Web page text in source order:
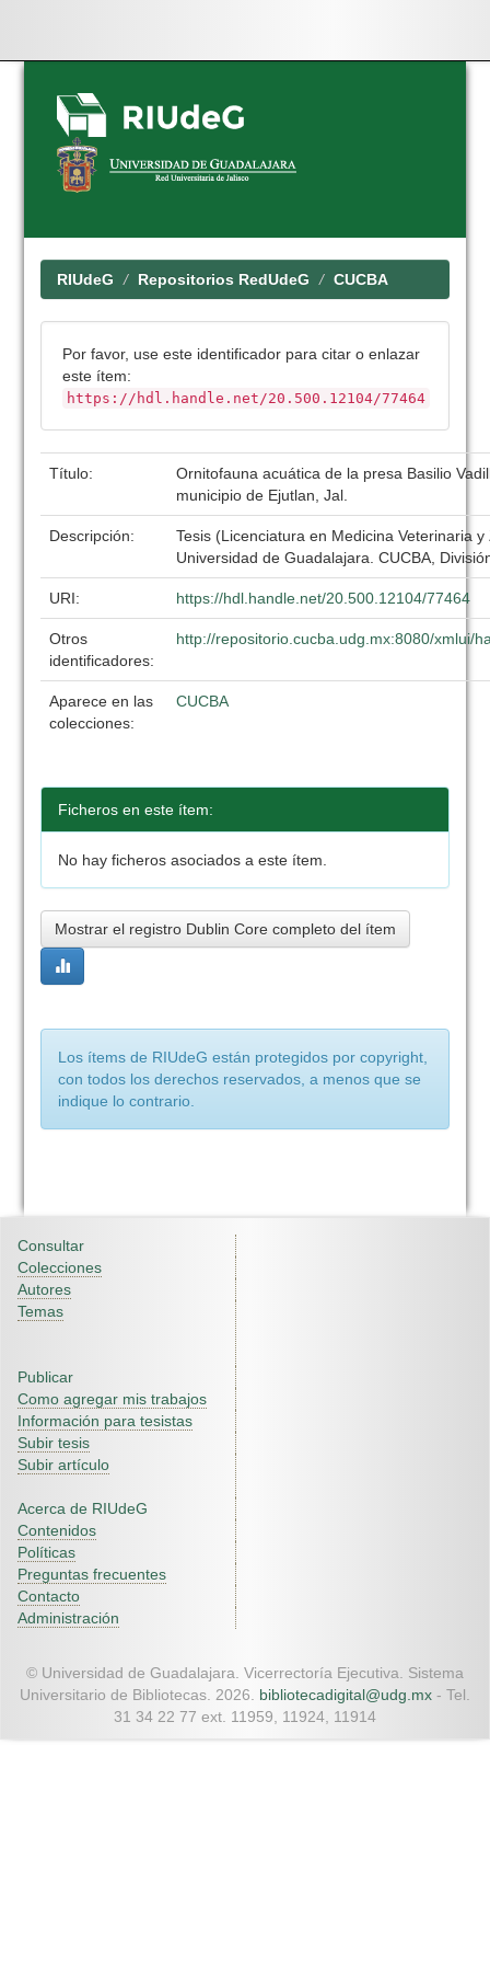
Skip
navigation
RIUdeG Repositorios RedUdeG CUCBA
Por favor, use este identificador para citar o enlazar
este ítem:
https://hdl.handle.net/20.500.12104/77464
Título:
Ornitofauna acuática de la presa Basilio
municipio de Ejutlan, Jal.
Descripción:
Tesis (Licenciatura en Medicina Veterinaria
Universidad de Guadalajara. CUCBA,
URI: https://hdl.handle.net/20.500.12104/77464
Otros
identificadores:
http://repositorio.cucba.udg.mx:8080/xmlui/
Aparece en las
colecciones:
CUCBA
Ficheros en este ítem:
No hay ficheros asociados a este ítem.
Mostrar el registro Dublin Core completo del ítem
Los ítems de RIUdeG están protegidos por copyright,
con todos los derechos reservados, a menos que se
indique lo contrario.
Consultar
Colecciones
Autores
Temas
Publicar
Como agregar mis trabajos
Información para tesistas
Subir tesis
Subir artículo
Acerca de RIUdeG
Contenidos
Políticas
Preguntas frecuentes
Contacto
Administración
© Universidad de Guadalajara. Vicerrectoría Ejecutiva. Sistema
Universitario de Bibliotecas. 2026. bibliotecadigital@udg.mx - Tel.
31 34 22 77 ext. 11959, 11924, 11914